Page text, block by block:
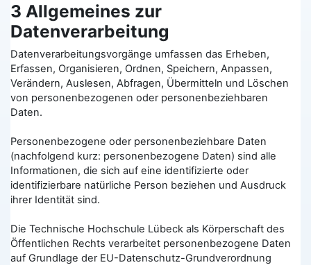
3 Allgemeines zur
Datenverarbeitung
Datenverarbeitungsvorgänge umfassen das Erheben,
Erfassen, Organisieren, Ordnen, Speichern, Anpassen,
Verändern, Auslesen, Abfragen, Übermitteln und Löschen
von personenbezogenen oder personenbeziehbaren
Daten.
Personenbezogene oder personenbeziehbare Daten
(nachfolgend kurz: personenbezogene Daten) sind alle
Informationen, die sich auf eine identifizierte oder
identifizierbare natürliche Person beziehen und Ausdruck
ihrer Identität sind.
Die Technische Hochschule Lübeck als Körperschaft des
Öffentlichen Rechts verarbeitet personenbezogene Daten
auf Grundlage der EU-Datenschutz-Grundverordnung